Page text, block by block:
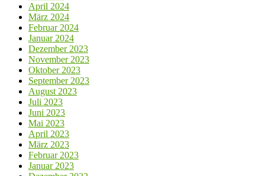
April 2024
März 2024
Februar 2024
Januar 2024
Dezember 2023
November 2023
Oktober 2023
September 2023
August 2023
Juli 2023
Juni 2023
Mai 2023
April 2023
März 2023
Februar 2023
Januar 2023